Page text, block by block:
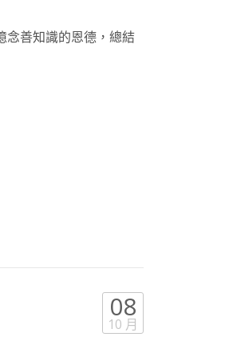
念善知識的恩德，總結
08
10 月